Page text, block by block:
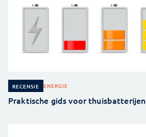
RECENSIE ENERGIE
Praktische gids voor thuisbatterijen